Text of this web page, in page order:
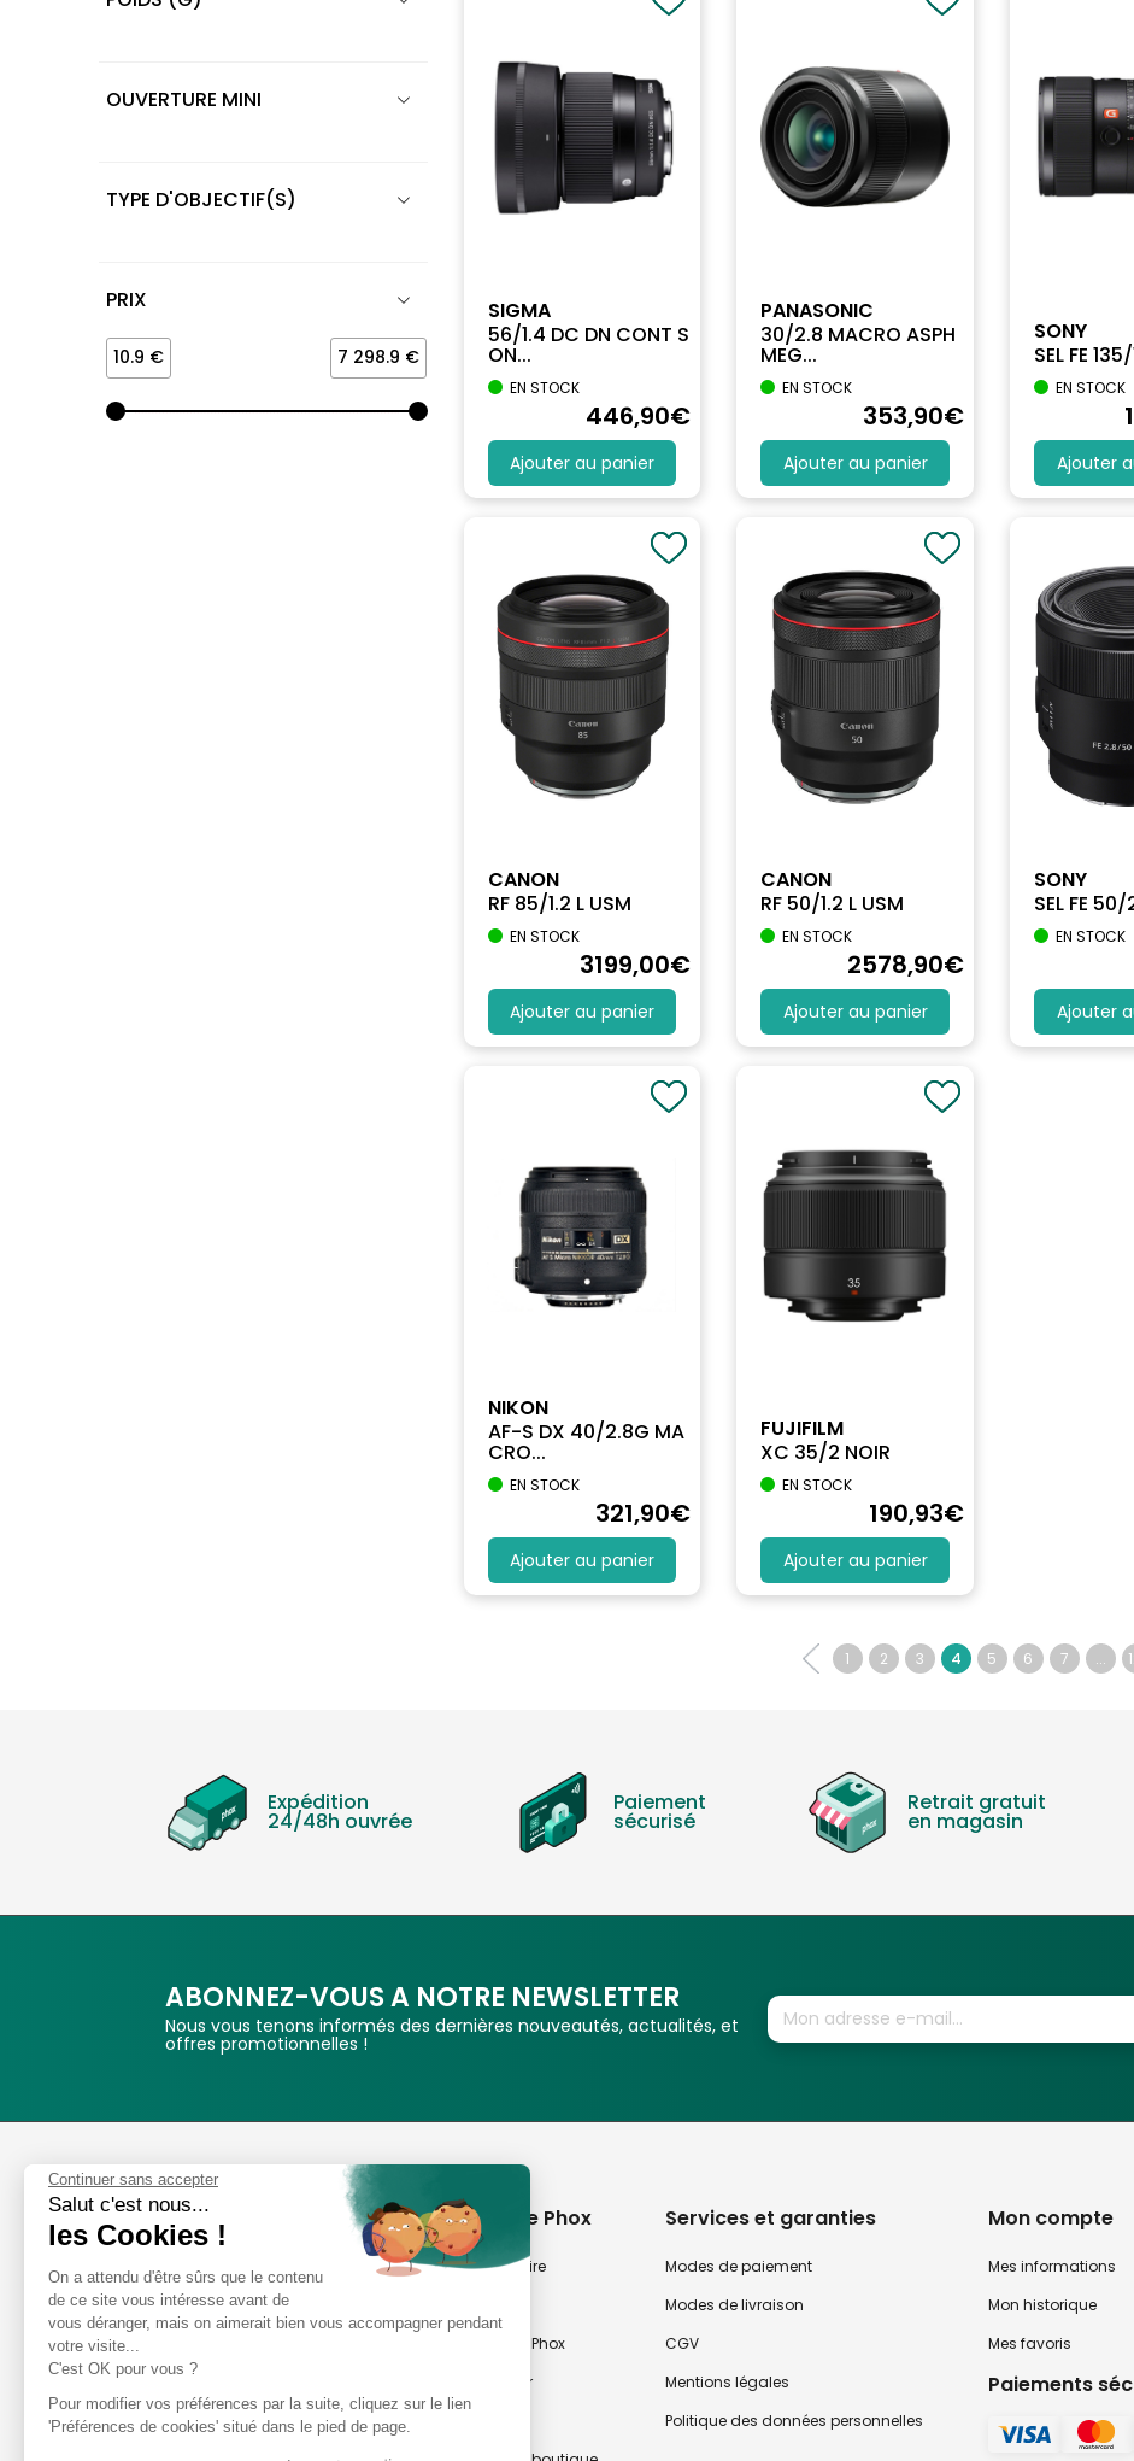
OUVERTURE MINI
TYPE D'OBJECTIF(S)
PRIX
10.9 € 7 298.9 €
SIGMA
56/1.4 DC DN CONT S
ON...
EN STOCK
446,90€
Ajouter au panier
PANASONIC
30/2.8 MACRO ASPH
MEG...
EN STOCK
353,90€
Ajouter au panier
SONY
SEL FE
EN STOCK
Ajouter
CANON
RF 85/1.2 L USM
EN STOCK
3199,00€
Ajouter au panier
CANON
RF 50/1.2 L USM
EN STOCK
2578,90€
Ajouter au panier
SONY
SEL FE
EN STOCK
Ajouter
NIKON
AF-S DX 40/2.8G MA
CRO...
EN STOCK
321,90€
Ajouter au panier
FUJIFILM
XC 35/2 NOIR
EN STOCK
190,93€
Ajouter au panier
1 2 3 4 5 6 7 ...
Expédition
24/48h ouvrée
Paiement
sécurisé
Retrait gratuit
en magasin
ABONNEZ-VOUS A NOTRE NEWSLETTER
Nous vous tenons informés des dernières nouveautés, actualités, et
offres promotionnelles !
Phox
Spécialiste de l'image
Suivez-nous
Avis clients
8,2/10 Avis vérifiés
L'Appli Phox
A propos de Phox
Notre savoir-faire
Nos magasins Phox
Notre newsletter
Services et garanties
Modes de paiement
Modes de livraison
CGV
Mentions légales
Politique des données personnelles
Mon compte
Mes informations
Mon historique
Mes favoris
Paiements
Continuer sans accepter
Salut c'est nous...
les Cookies !
On a attendu d'être sûrs que le contenu
de ce site vous intéresse avant de
vous déranger, mais on aimerait bien vous accompagner pendant
votre visite...
C'est OK pour vous ?
Pour modifier vos préférences par la suite, cliquez sur le lien
'Préférences de cookies' situé dans le pied de page.